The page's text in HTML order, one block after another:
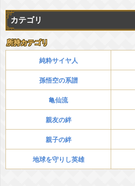
カテゴリ
所持カテゴリ
純粋サイヤ人
孫悟空の系譜
亀仙流
親友の絆
親子の絆
地球を守りし英雄